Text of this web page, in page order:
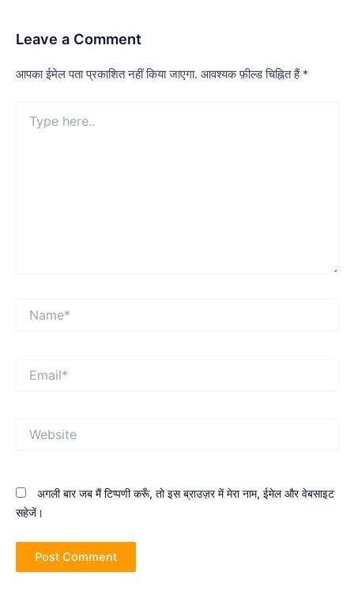
Leave a Comment
आपका ईमेल पता प्रकाशित नहीं किया जाएगा. आवश्यक फ़ील्ड चिह्नित हैं *
here..
अगली बार जब मैं टिप्पणी करूँ, तो इस ब्राउज़र में मेरा नाम, ईमेल और वेबसाइट
सहेजें।